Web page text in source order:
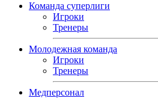
Команда суперлиги
Игроки
Тренеры
Молодежная команда
Игроки
Тренеры
Медперсонал